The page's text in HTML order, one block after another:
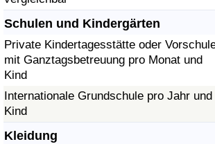
Schulen und Kindergärten
Private Kindertagesstätte oder
mit Ganztagsbetreuung pro Monat und
Kind
Internationale Grundschule pro Jahr und
Kind
Kleidung